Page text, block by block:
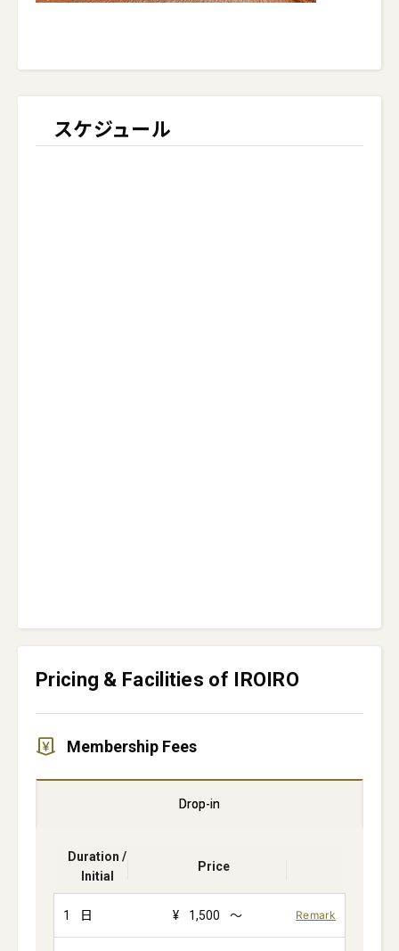
スケジュール
Pricing & Facilities of IROIRO
Membership Fees
Drop-in
Duration /
Initial
Price
1 日 ¥ 1,500 ～ Remark